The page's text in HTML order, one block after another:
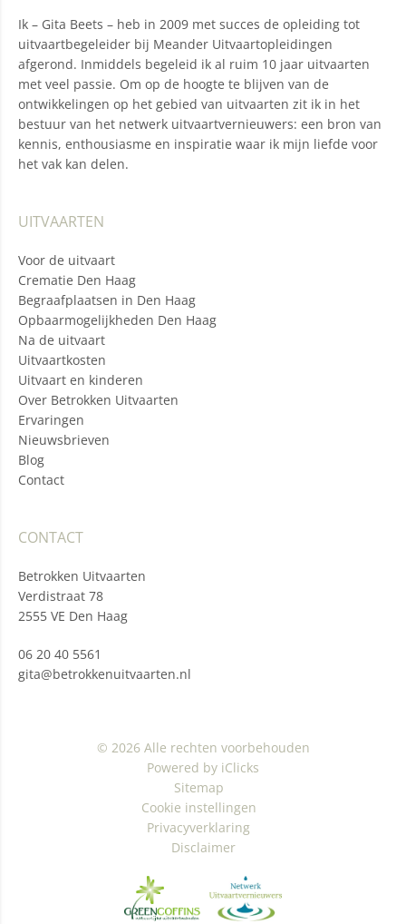
Ik – Gita Beets – heb in 2009 met succes de opleiding tot
uitvaartbegeleider bij Meander Uitvaartopleidingen
afgerond. Inmiddels begeleid ik al ruim 10 jaar uitvaarten
met veel passie. Om op de hoogte te blijven van de
ontwikkelingen op het gebied van uitvaarten zit ik in het
bestuur van het netwerk uitvaartvernieuwers: een bron van
kennis, enthousiasme en inspiratie waar ik mijn liefde voor
het vak kan delen.
UITVAARTEN
Voor de uitvaart
Crematie Den Haag
Begraafplaatsen in Den Haag
Opbaarmogelijkheden Den Haag
Na de uitvaart
Uitvaartkosten
Uitvaart en kinderen
Over Betrokken Uitvaarten
Ervaringen
Nieuwsbrieven
Blog
Contact
CONTACT
Betrokken Uitvaarten
Verdistraat 78
2555 VE Den Haag
06 20 40 5561
gita@betrokkenuitvaarten.nl
© 2026 Alle rechten voorbehouden
Powered by iClicks
Sitemap
Cookie instellingen
Privacyverklaring
Disclaimer